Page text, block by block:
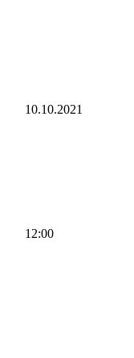
10.10.2021
12:00